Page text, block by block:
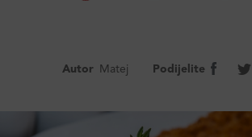
Autor Matej Podijelite